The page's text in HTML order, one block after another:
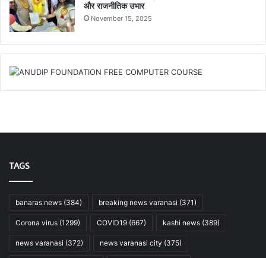
और राजनीतिक उभार
November 15, 2025
TAGS
banaras news (384) breaking news varanasi (371)
Corona virus (1299) COVID19 (667) kashi news (389)
news varanasi (372) news varanasi city (375)